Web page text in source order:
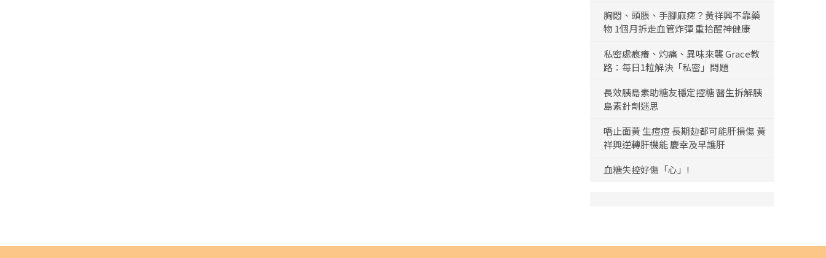
胸悶、頭脹、手腳麻痺？黃祥興不靠藥
物 1個月拆走血管炸彈 重拾醒神健康
私密處痕癢、灼痛、異味來襲 Grace教
路：每日1粒解決「私密」問題
長效胰島素助糖友穩定控糖 醫生拆解胰
島素針劑迷思
唔止面黃 生痘痘 長期攰都可能肝損傷 黃
祥興逆轉肝機能 慶幸及早護肝
血糖失控好傷「心」!